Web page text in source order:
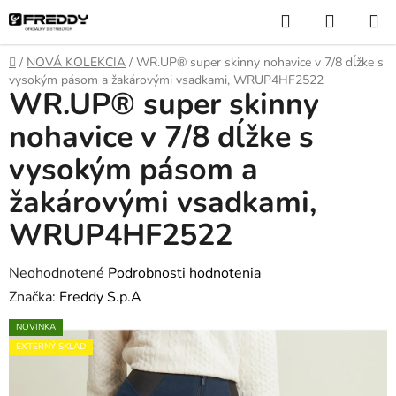
Prejsť
na
obsah
Hľadať
KOŠÍK
Domov
/ NOVÁ KOLEKCIA / WR.UP® super skinny nohavice v 7/8 dĺžke s
vysokým pásom a žakárovými vsadkami, WRUP4HF2522
WR.UP® super skinny
nohavice v 7/8 dĺžke s
vysokým pásom a
žakárovými vsadkami,
WRUP4HF2522
Priemerné
hodnotenie
produktu
je
Neohodnotené Podrobnosti hodnotenia
Značka: Freddy S.p.A
NOVINKA
EXTERNÝ SKLAD